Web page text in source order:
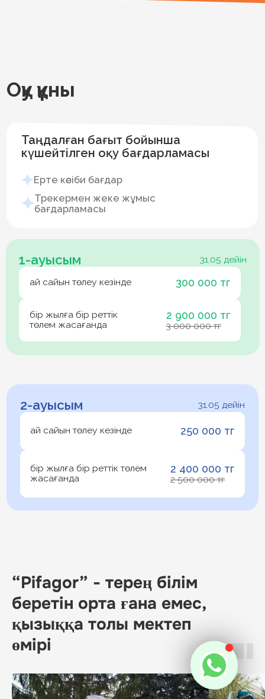
“Pifagor” - терең білім
беретін орта ғана емес,
қызыққа толы мектеп
өмірі
қалдырыңыз
Оқу тілін таңдаңыз
Қазақша
Орысша
Ағылшынша
7-11 сынып